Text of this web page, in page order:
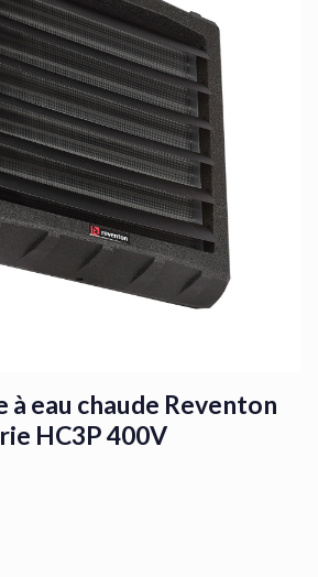
eau chaude Reventon
HC3P 400V